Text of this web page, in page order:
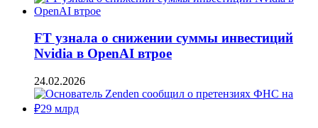
FT узнала о снижении суммы инвестиций
Nvidia в OpenAI втрое
24.02.2026